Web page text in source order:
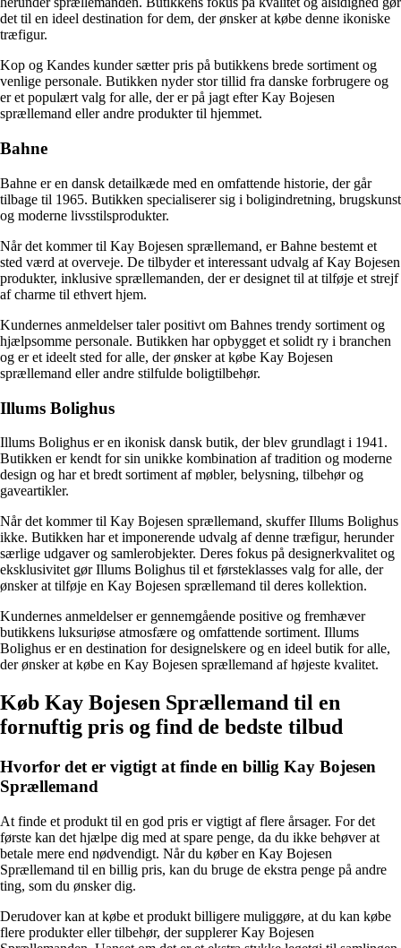
det til en ideel destination for dem, der ønsker at købe denne ikoniske
træfigur.
Kop og Kandes kunder sætter pris på butikkens brede sortiment og
venlige personale. Butikken nyder stor tillid fra danske forbrugere og
er et populært valg for alle, der er på jagt efter Kay Bojesen
sprællemand eller andre produkter til hjemmet.
Bahne
Bahne er en dansk detailkæde med en omfattende historie, der går
tilbage til 1965. Butikken specialiserer sig i boligindretning, brugskunst
og moderne livsstilsprodukter.
Når det kommer til Kay Bojesen sprællemand, er Bahne bestemt et
sted værd at overveje. De tilbyder et interessant udvalg af Kay Bojesen
produkter, inklusive sprællemanden, der er designet til at tilføje et strejf
af charme til ethvert hjem.
Kundernes anmeldelser taler positivt om Bahnes trendy sortiment og
hjælpsomme personale. Butikken har opbygget et solidt ry i branchen
og er et ideelt sted for alle, der ønsker at købe Kay Bojesen
sprællemand eller andre stilfulde boligtilbehør.
Illums Bolighus
Illums Bolighus er en ikonisk dansk butik, der blev grundlagt i 1941.
Butikken er kendt for sin unikke kombination af tradition og moderne
design og har et bredt sortiment af møbler, belysning, tilbehør og
gaveartikler.
Når det kommer til Kay Bojesen sprællemand, skuffer Illums Bolighus
ikke. Butikken har et imponerende udvalg af denne træfigur, herunder
særlige udgaver og samlerobjekter. Deres fokus på designerkvalitet og
eksklusivitet gør Illums Bolighus til et førsteklasses valg for alle, der
ønsker at tilføje en Kay Bojesen sprællemand til deres kollektion.
Kundernes anmeldelser er gennemgående positive og fremhæver
butikkens luksuriøse atmosfære og omfattende sortiment. Illums
Bolighus er en destination for designelskere og en ideel butik for alle,
der ønsker at købe en Kay Bojesen sprællemand af højeste kvalitet.
Køb Kay Bojesen Sprællemand til en
fornuftig pris og find de bedste tilbud
Hvorfor det er vigtigt at finde en billig Kay Bojesen
Sprællemand
At finde et produkt til en god pris er vigtigt af flere årsager. For det
første kan det hjælpe dig med at spare penge, da du ikke behøver at
betale mere end nødvendigt. Når du køber en Kay Bojesen
Sprællemand til en billig pris, kan du bruge de ekstra penge på andre
ting, som du ønsker dig.
Derudover kan at købe et produkt billigere muliggøre, at du kan købe
flere produkter eller tilbehør, der supplerer Kay Bojesen